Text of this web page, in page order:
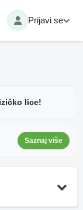
Prijavi se
lice!
Saznaj više